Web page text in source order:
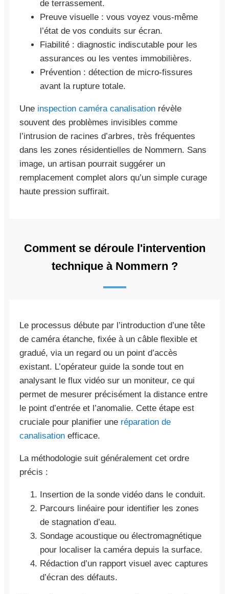
de terrassement.
Preuve visuelle : vous voyez vous-même
l’état de vos conduits sur écran.
Fiabilité : diagnostic indiscutable pour les
assurances ou les ventes immobilières.
Prévention : détection de micro-fissures
avant la rupture totale.
Une inspection caméra canalisation révèle
souvent des problèmes invisibles comme
l’intrusion de racines d’arbres, très fréquentes
dans les zones résidentielles de Nommern. Sans
image, un artisan pourrait suggérer un
remplacement complet alors qu’un simple curage
haute pression suffirait.
Comment se déroule l'intervention
technique à Nommern ?
Le processus débute par l’introduction d’une tête
de caméra étanche, fixée à un câble flexible et
gradué, via un regard ou un point d’accès
existant. L’opérateur guide la sonde tout en
analysant le flux vidéo sur un moniteur, ce qui
permet de mesurer précisément la distance entre
le point d’entrée et l’anomalie. Cette étape est
cruciale pour planifier une réparation de
canalisation efficace.
La méthodologie suit généralement cet ordre
précis :
Insertion de la sonde vidéo dans le conduit.
Parcours linéaire pour identifier les zones
de stagnation d’eau.
Sondage acoustique ou électromagnétique
pour localiser la caméra depuis la surface.
Rédaction d’un rapport visuel avec captures
d’écran des défauts.